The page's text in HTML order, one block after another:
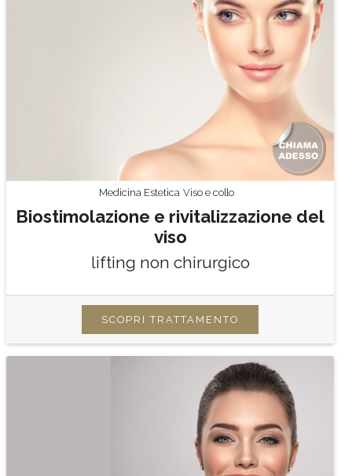
Medicina Estetica Viso e collo
Biostimolazione e rivitalizzazione del
viso
lifting non chirurgico
SCOPRI TRATTAMENTO